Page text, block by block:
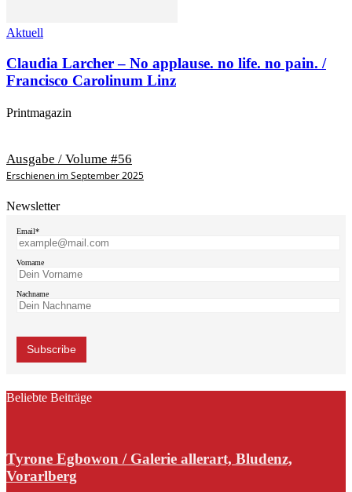
Aktuell
Claudia Larcher – No applause. no life. no pain. /
Francisco Carolinum Linz
Printmagazin
Ausgabe / Volume #56
Erschienen im September 2025
Newsletter
Email*
Vorname
Nachname
Beliebte Beiträge
Tyrone Egbowon / Galerie allerart, Bludenz,
Vorarlberg